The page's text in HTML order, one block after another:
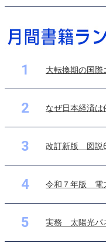
1 大転換期の国
2 なぜ日本経済は
3 改訂新版 図説
4 令和７年版 電
5 実務 太陽光パ